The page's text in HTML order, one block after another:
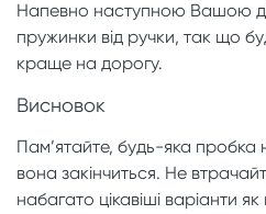
Напевно наступною Вашою
пружинки від ручки, так що
краще на дорогу.
Висновок
Пам’ятайте, будь-яка пробка
вона закінчиться. Не
набагато цікавіші варіанти